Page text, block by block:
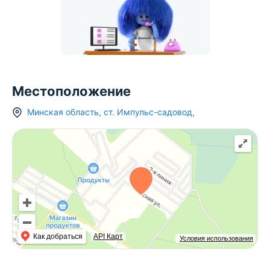
Местоположение
Минская область, ст. Импульс-садовод,
Условия использования
Как добраться API Карт